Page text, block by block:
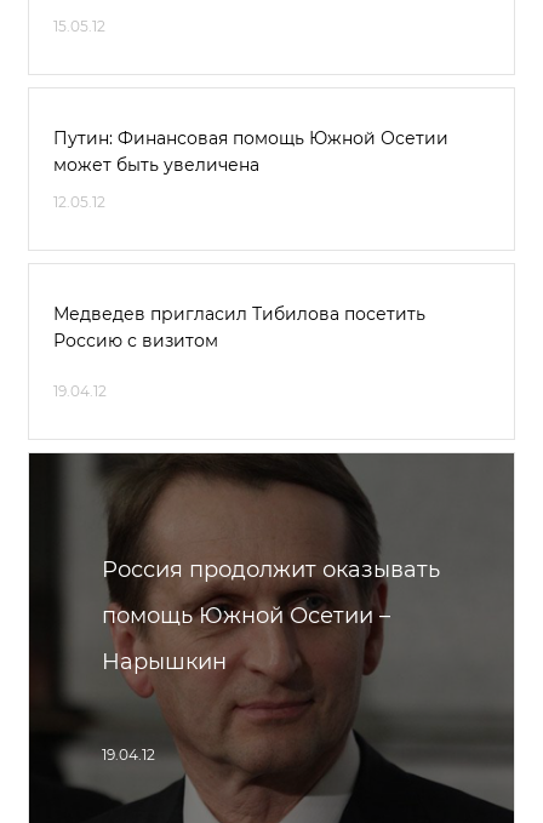
15.05.12
Путин: Финансовая помощь Южной Осетии
может быть увеличена
12.05.12
Медведев пригласил Тибилова посетить
Россию с визитом
19.04.12
Россия продолжит оказывать
помощь Южной Осетии –
Нарышкин
19.04.12